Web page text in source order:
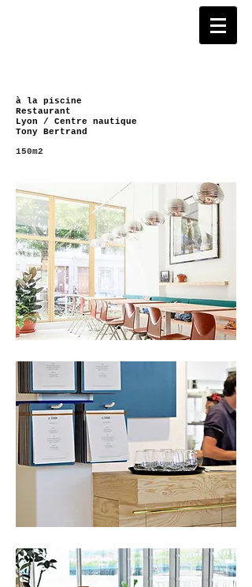
à la piscine
Restaurant
Lyon / Centre nautique
Tony Bertrand
150m2